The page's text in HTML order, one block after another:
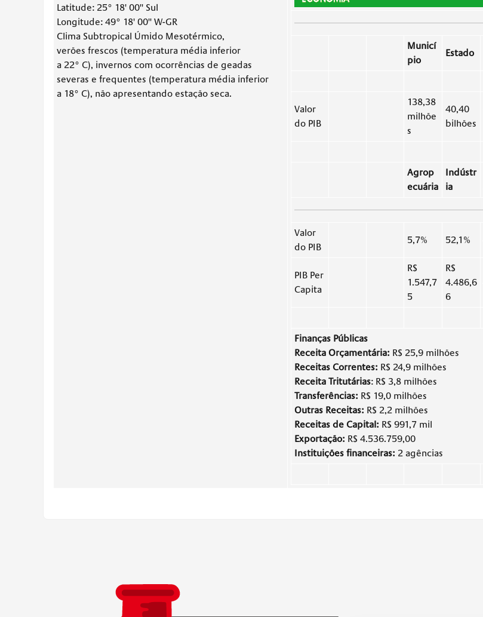
Latitude: 25° 18' 00'' Sul
Longitude: 49° 18' 00'' W-GR
Clima Subtropical Úmido Mesotérmico,
verões frescos (temperatura média inferior
a 22° C), invernos com ocorrências de geadas
severas e frequentes (temperatura média inferior
a 18° C), não apresentando estação seca.
Municí
pio
Estado
Valor
do PIB
138,38
milhõe
s
40,40
bilhões
Agrop
ecuária
Indústr
ia
Valor
do PIB
5,7% 52,1%
PIB Per
Capita
R$
1.547,7
5
R$
4.486,6
6
Finanças Públicas
Receita Orçamentária: R$ 25,9 milhões
Receitas Correntes: R$ 24,9 milhões
Receita Tritutárias: R$ 3,8 milhões
Transferências: R$ 19,0 milhões
Outras Receitas: R$ 2,2 milhões
Receitas de Capital: R$ 991,7 mil
Exportação: R$ 4.536.759,00
Instituições financeiras: 2 agências